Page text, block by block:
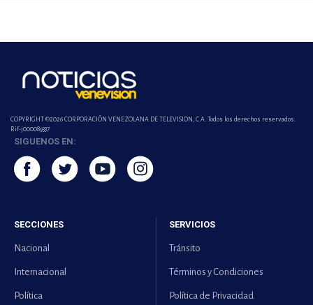
COPYRIGHT ©2026 CORPORACIÓN VENEZOLANA DE TELEVISION, C.A. Todos los derechos reservados.
Rif-j000089337
SIGUENOS EN:
SECCIONES
Nacional
Internacional
Política
SERVICIOS
Tránsito
Términos y Condiciones
Política de Privacidad